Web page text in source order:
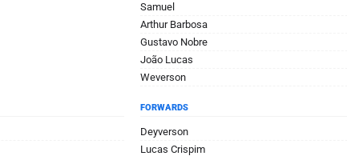
Samuel
Arthur Barbosa
Gustavo Nobre
João Lucas
Weverson
FORWARDS
Deyverson
Lucas Crispim